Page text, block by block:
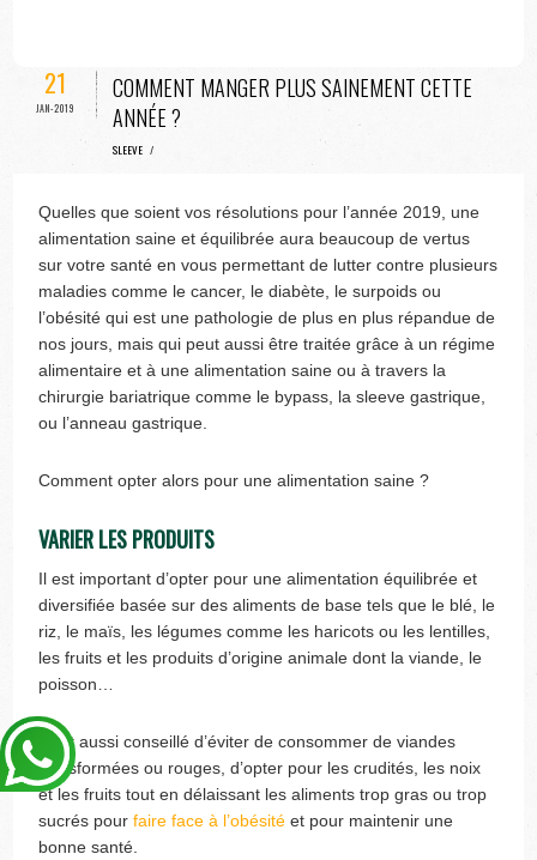
21
JAN-2019
COMMENT MANGER PLUS SAINEMENT CETTE
ANNÉE ?
SLEEVE /
Quelles que soient vos résolutions pour l’année 2019, une
alimentation saine et équilibrée aura beaucoup de vertus
sur votre santé en vous permettant de lutter contre plusieurs
maladies comme le cancer, le diabète, le surpoids ou
l’obésité qui est une pathologie de plus en plus répandue de
nos jours, mais qui peut aussi être traitée grâce à un régime
alimentaire et à une alimentation saine ou à travers la
chirurgie bariatrique comme le bypass, la sleeve gastrique,
ou l’anneau gastrique.
Comment opter alors pour une alimentation saine ?
VARIER LES PRODUITS
Il est important d’opter pour une alimentation équilibrée et
diversifiée basée sur des aliments de base tels que le blé, le
riz, le maïs, les légumes comme les haricots ou les lentilles,
les fruits et les produits d’origine animale dont la viande, le
poisson…
Il est aussi conseillé d’éviter de consommer de viandes
transformées ou rouges, d’opter pour les crudités, les noix
et les fruits tout en délaissant les aliments trop gras ou trop
sucrés pourfaire face à l’obésité et pour maintenir une
bonne santé.